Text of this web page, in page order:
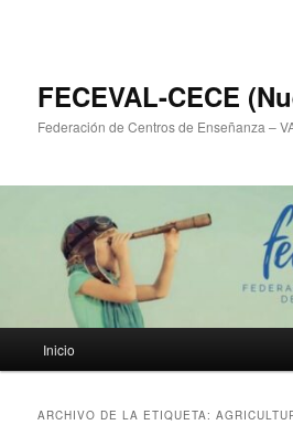
FECEVAL-CECE
Federación de Centros de Enseñanza –
principal
Inicio
ARCHIVO DE LA ETIQUETA: